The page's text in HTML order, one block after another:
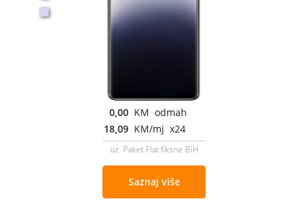
0,00 KM odmah
18,09 KM/mj x24
uz Paket Flat fiksne BiH
Saznaj više